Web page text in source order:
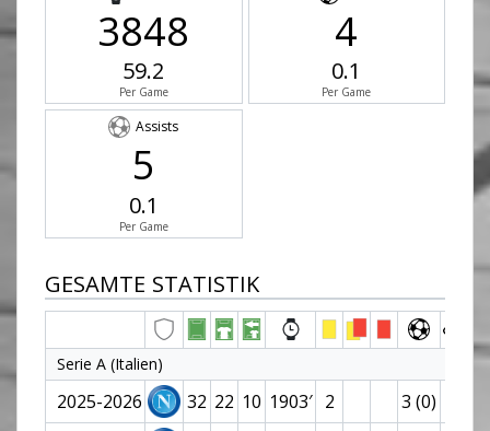
3848
59.2
Per Game
4
0.1
Per Game
Assists
5
0.1
Per Game
GESAMTE STATISTIK
Serie A (Italien)
2025-2026 32 22 10 1903′ 2 3 (0)